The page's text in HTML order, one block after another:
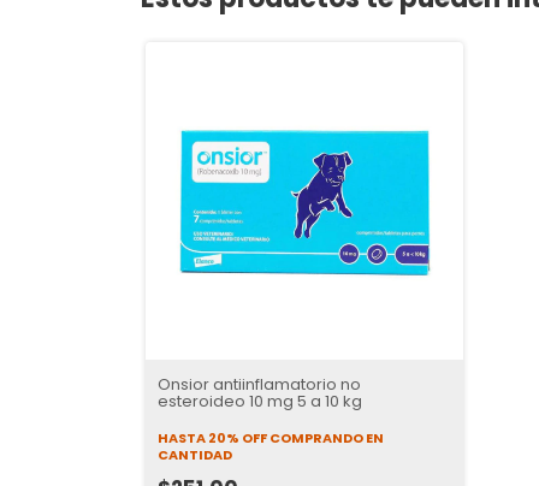
Onsior antiinflamatorio no
esteroideo 10 mg 5 a 10 kg
HASTA 20% OFFCOMPRANDO EN
CANTIDAD